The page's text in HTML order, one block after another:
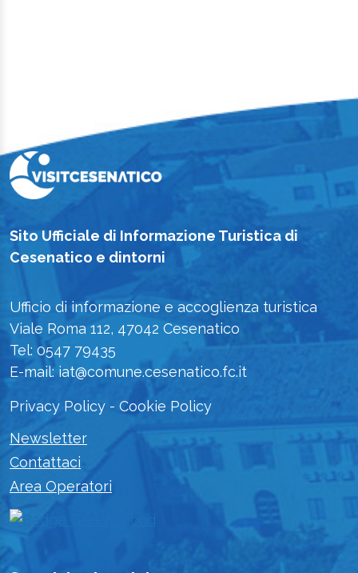
Sito Ufficiale di Informazione Turistica di
Cesenatico e dintorni
Ufficio di informazione e accoglienza turistica
Viale Roma 112, 47042 Cesenatico
Tel: 0547 79435
E-mail: iat@comune.cesenatico.fc.it
Privacy Policy - Cookie Policy
Newsletter
Contattaci
Area Operatori